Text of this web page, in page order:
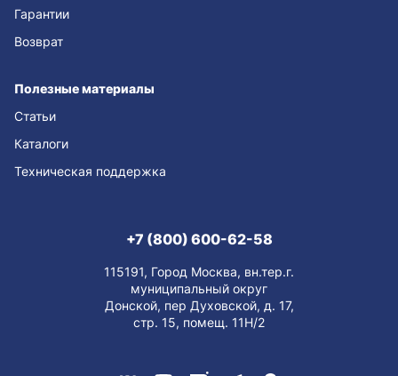
Гарантии
Возврат
Полезные материалы
Статьи
Каталоги
Техническая поддержка
+7 (800) 600-62-58
115191, Город Москва, вн.тер.г.
муниципальный округ
Донской, пер Духовской, д. 17,
стр. 15, помещ. 11Н/2